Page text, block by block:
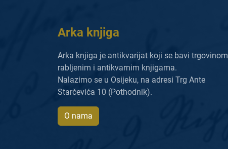
Arka knjiga
Arka knjiga je antikvarijat koji se bavi trgovinom
rabljenim i antikvarnim knjigama.
Nalazimo se u Osijeku, na adresi Trg Ante
Starčevića 10 (Pothodnik).
O nama